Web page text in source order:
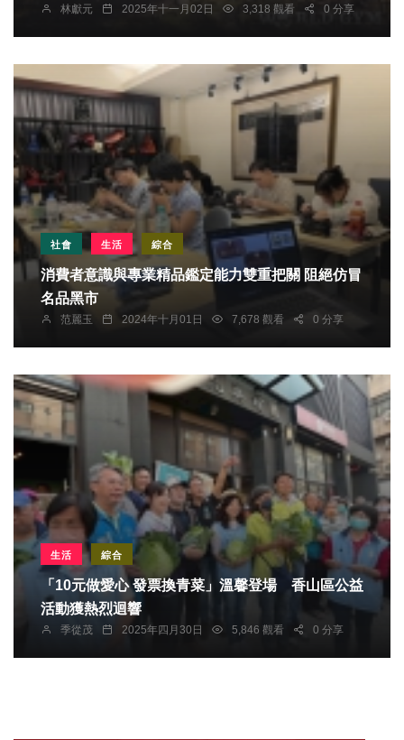
林獻元 2025年十一月02日 3,318 觀看 0 分享
社會 生活 綜合
消費者意識與專業精品鑑定能力雙重把關 阻絕仿冒
名品黑市
范麗玉 2024年十月01日 7,678 觀看 0 分享
生活 綜合
「10元做愛心 發票換青菜」溫馨登場 香山區公益
活動獲熱烈迴響
季從茂 2025年四月30日 5,846 觀看 0 分享